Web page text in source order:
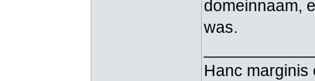
domeinnaam,
was.
Hanc marginis